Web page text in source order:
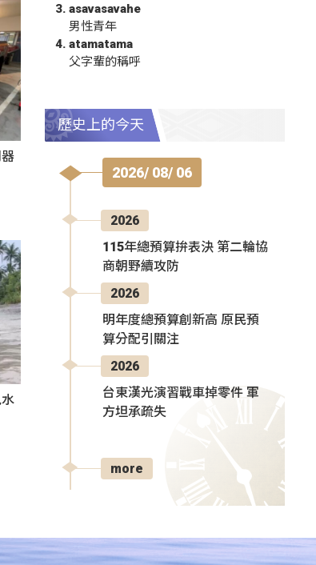
asavasavahe
男性青年
atamatama
父字輩的稱呼
歷史上的今天
2026/ 08/ 06
2026
115年總預算拚表決 第二輪協
商朝野續攻防
2026
明年度總預算創新高 原民預
算分配引關注
2026
台東漢光演習戰車掉零件 軍
方坦承疏失
more